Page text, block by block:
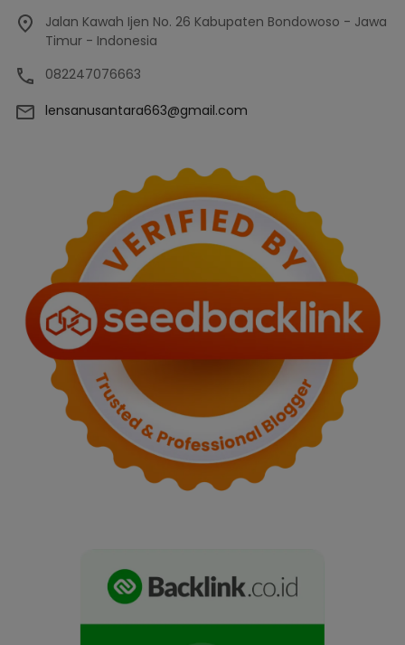
Jalan Kawah Ijen No. 26 Kabupaten Bondowoso - Jawa
Timur - Indonesia
082247076663
lensanusantara663@gmail.com